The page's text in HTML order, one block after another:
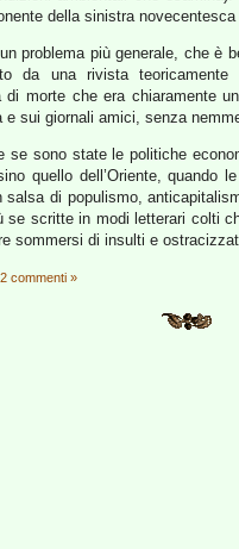
della sinistra
problema più generale, che è
da una rivista teoricamente
di morte che era chiaramente
sui giornali amici, senza
se sono state le politiche
quello dell’Oriente, quando
di populismo,
se scritte in modi letterari colti
sommersi di insulti e
2 commenti »